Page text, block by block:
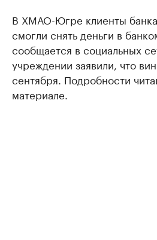
В ХМАО-Югре клиенты
смогли снять деньги в
сообщается в социальных
учреждении заявили, что
сентября.​ Подробности
материале.